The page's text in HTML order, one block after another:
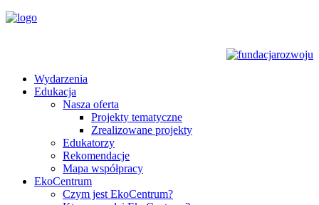
Wydarzenia
Edukacja
Nasza oferta
Projekty tematyczne
Zrealizowane projekty
Edukatorzy
Rekomendacje
Mapa współpracy
EkoCentrum
Czym jest EkoCentrum?